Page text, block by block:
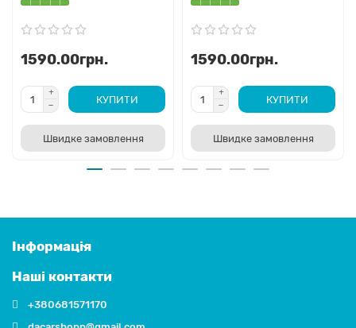
1590.00грн.
КУПИТИ
Швидке замовлення
1590.00грн.
КУПИТИ
Швидке замовлення
Інформація
Наші контакти
+380681571170